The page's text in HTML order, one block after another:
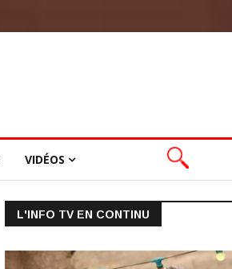
VIDÉOS
L'INFO TV EN CONTINU